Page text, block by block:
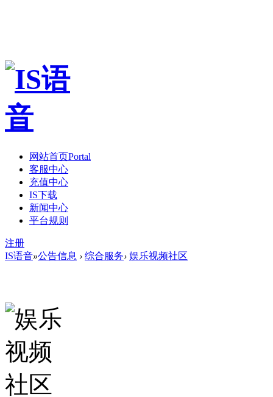
网站首页Portal
客服中心
充值中心
IS下载
新闻中心
平台规则
注册
IS语音»公告信息 › 综合服务› 娱乐视频社区